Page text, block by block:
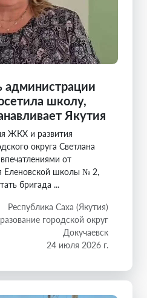
администрации
школу,
Якутия
ЖКХ и развития
округа Светлана
от
Еленовской школы № 2,
бригада ...
Республика Саха (Якутия)
городской округ
Докучаевск
24 июля 2026 г.